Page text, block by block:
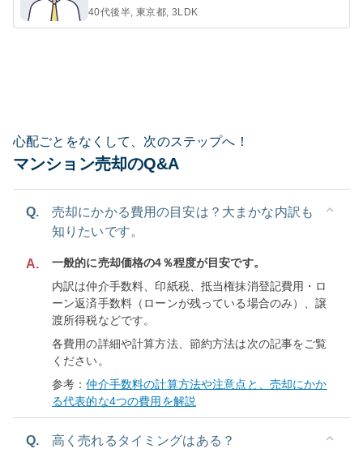
40代後半, 東京都, 3LDK
心配ごとをなくして、次のステップへ！
マンション売却のQ&A
Q.
売却にかかる費用の目安は？大まかな内訳も
知りたいです。
A.
一般的に売却価格の4％程度が目安です。
内訳は仲介手数料、印紙税、抵当権抹消登記費用・ロ
ーン返済手数料（ローンが残っている場合のみ）、譲
渡所得税などです。
各費用の詳細や計算方法、節約方法は次の記事をご覧
ください。
参考：仲介手数料の計算方法や注意点と、売却にかか
る代表的な4つの費用を解説
Q. 高く売れるタイミングはある？